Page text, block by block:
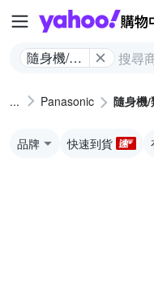
隨身機/類
Panasonic 隨身機/
品牌 快速到貨